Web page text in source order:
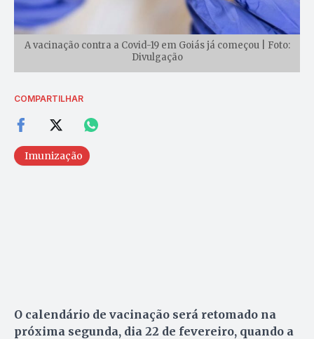
A vacinação contra a Covid-19 em Goiás já começou | Foto:
Divulgação
COMPARTILHAR
Imunização
O calendário de vacinação será retomado na
próxima segunda, dia 22 de fevereiro, quando a